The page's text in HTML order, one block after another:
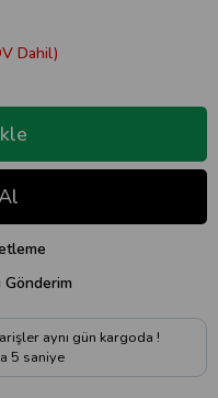
Dahil)
aynı gün kargoda !
5 saniye
Gönderim